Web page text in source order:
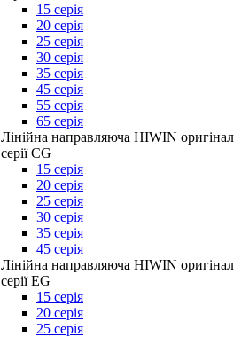
15 серія
20 серія
25 серія
30 серія
35 серія
45 серія
55 серія
65 серія
Лінійна направляюча HIWIN оригінал
серії CG
15 серія
20 серія
25 серія
30 серія
35 серія
45 серія
Лінійна направляюча HIWIN оригінал
серії EG
15 серія
20 серія
25 серія